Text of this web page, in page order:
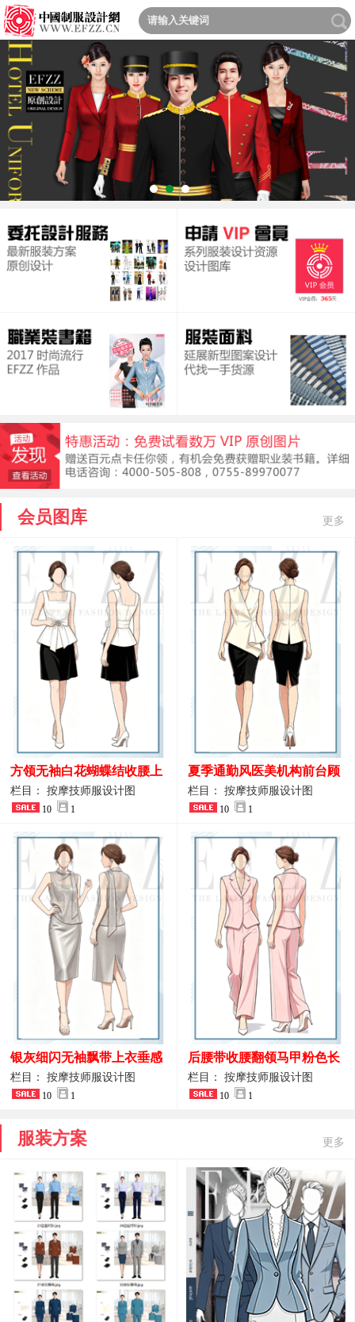
会员图库 更多
方领无袖白花蝴蝶结收腰上
衣 SPA会所接待工作制服设
计
栏目： 按摩技师服设计图
10 1
夏季通勤风医美机构前台顾
问端庄工作制服
栏目： 按摩技师服设计图
10 1
银灰细闪无袖飘带上衣垂感
开叉中长裙 星级酒店前厅礼
仪高级全套工作服
栏目： 按摩技师服设计图
10 1
后腰带收腰翻领马甲粉色长
裤套装 美容门店前台主管精
致高级工装
栏目： 按摩技师服设计图
10 1
服装方案 更多